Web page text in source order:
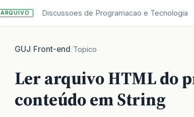
ARQUIVO Discussoes de Programacao e Tecnologia
GUJ/Front-end/Topico
Ler arquivo HTML do
conteúdo em String